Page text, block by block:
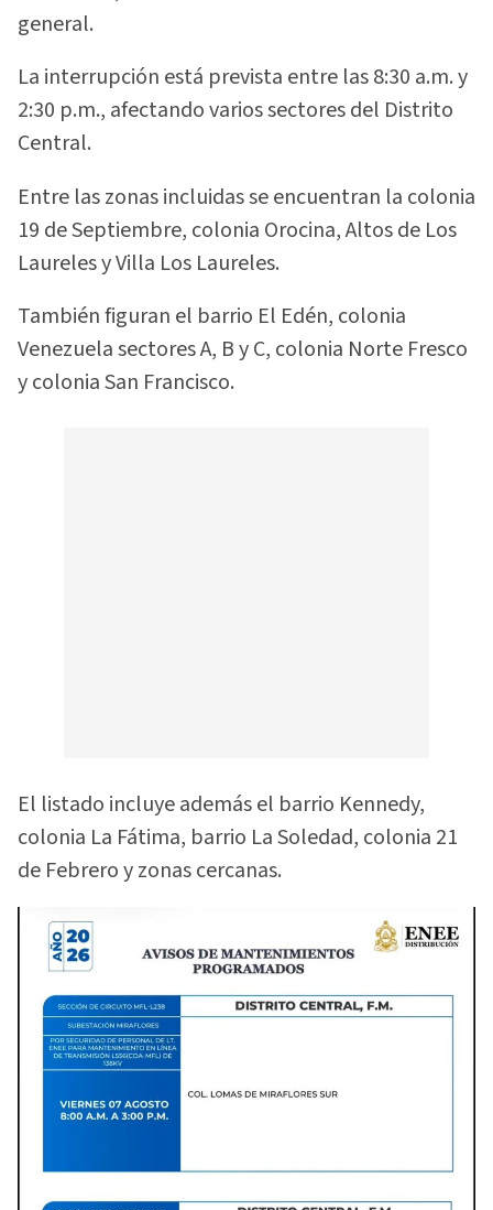
general.
La interrupción está prevista entre las 8:30 a.m. y
2:30 p.m., afectando varios sectores del Distrito
Central.
Entre las zonas incluidas se encuentran la colonia
19 de Septiembre, colonia Orocina, Altos de Los
Laureles y Villa Los Laureles.
También figuran el barrio El Edén, colonia
Venezuela sectores A, B y C, colonia Norte Fresco
y colonia San Francisco.
El listado incluye además el barrio Kennedy,
colonia La Fátima, barrio La Soledad, colonia 21
de Febrero y zonas cercanas.